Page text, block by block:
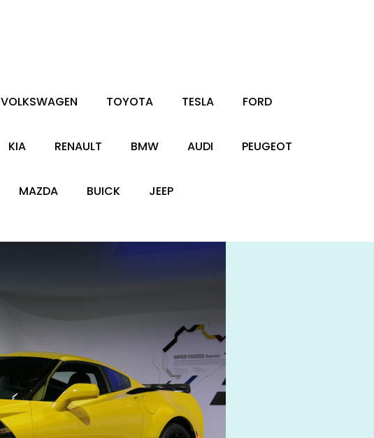
VOLKSWAGEN TOYOTA TESLA FORD
KIA RENAULT BMW AUDI PEUGEOT
MAZDA BUICK JEEP